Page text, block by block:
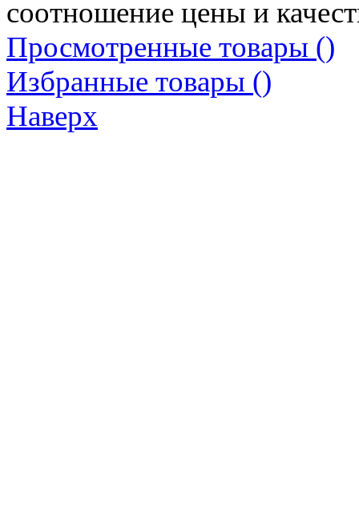
соотношение цены и
Просмотренные товары ()
Избранные товары ()
Наверх